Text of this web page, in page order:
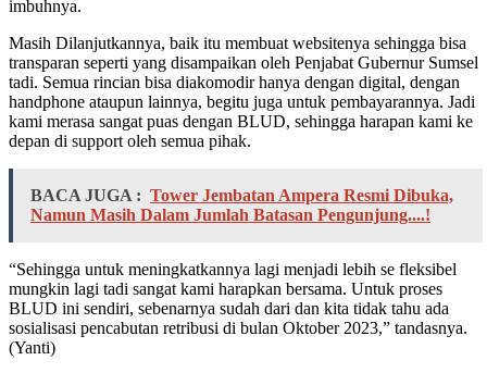
imbuhnya.
Masih Dilanjutkannya, baik itu membuat websitenya sehingga bisa
transparan seperti yang disampaikan oleh Penjabat Gubernur Sumsel
tadi. Semua rincian bisa diakomodir hanya dengan digital, dengan
handphone ataupun lainnya, begitu juga untuk pembayarannya. Jadi
kami merasa sangat puas dengan BLUD, sehingga harapan kami ke
depan di support oleh semua pihak.
BACA JUGA : Tower Jembatan Ampera Resmi Dibuka,
Namun Masih Dalam Jumlah Batasan Pengunjung....!
“Sehingga untuk meningkatkannya lagi menjadi lebih se fleksibel
mungkin lagi tadi sangat kami harapkan bersama. Untuk proses
BLUD ini sendiri, sebenarnya sudah dari dan kita tidak tahu ada
sosialisasi pencabutan retribusi di bulan Oktober 2023,” tandasnya.
(Yanti)